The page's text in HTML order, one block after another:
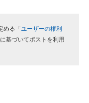
める「 ユーザーの権利
に基づいてポストを利用